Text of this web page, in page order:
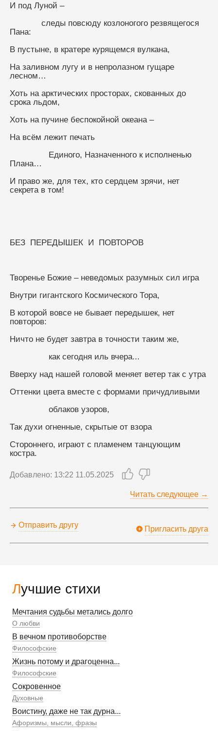
Лучшие стихи
Мечтания судьбы метались долго
О любви
В вечном противоборстве
Философские
Жизнь потому и драгоценна...
Философские
Сокровенное
Духовные
Воистину, даже не так дурна...
Афоризмы, мысли, фразы
И под Луной –
Пана:
В пустыне, в кратере курящемся вулкана,
На заливном лугу и в непролазном гущаре
лесном…
Хоть на арктических просторах, скованных до
срока льдом,
Хоть на пучине беспокойной океана –
На всём лежит печать
Плана…
И право же, для тех, кто сердцем зрячи, нет
секрета в том!
БЕЗ  ПЕРЕДЫШЕК  И  ПОВТОРОВ
Творенье Божие – неведомых разумных сил игра
Внутри гигантского Космического Тора,
В которой вовсе не бывает передышек, нет
повторов:
Ничто не будет завтра в точности таким же,
                как сегодня иль вчера...
Вверху над нашей головой меняет ветер так с утра
Оттенки цвета вместе с формами причудливыми
                облаков узоров,
Так духи огненные, скрытые от взора
Стороннего, играют с пламенем танцующим
костра.
Добавлено: 13:22 11.05.2025
Читать следующее →
Отправить другу Пригласить друга